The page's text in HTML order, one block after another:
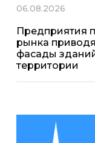
06.08.2026
Предприятия
рынка
фасады
территории